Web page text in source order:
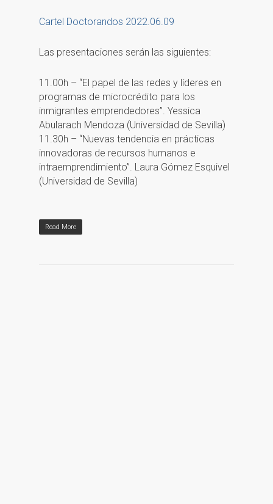
Cartel Doctorandos 2022.06.09
Las presentaciones serán las siguientes:
11.00h – “El papel de las redes y lí­deres en
programas de microcrédito para los
inmigrantes emprendedores”. Yessica
Abularach Mendoza (Universidad de Sevilla)
11.30h – “Nuevas tendencia en prácticas
innovadoras de recursos humanos e
intraemprendimiento”. Laura Gómez Esquivel
(Universidad de Sevilla)
Read More